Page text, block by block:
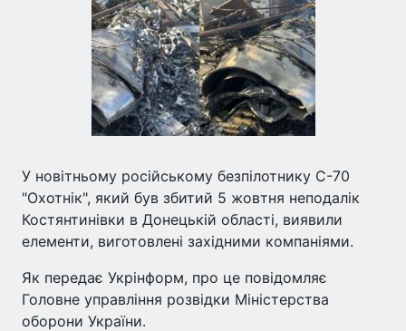
У новітньому російському безпілотнику С-70
"Охотнік", який був збитий 5 жовтня неподалік
Костянтинівки в Донецькій області, виявили
елементи, виготовлені західними компаніями.
Як передає Укрінформ, про це повідомляє
Головне управління розвідки Міністерства
оборони України.